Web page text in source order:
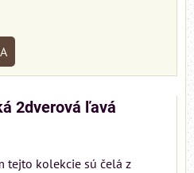
2dverová ľavá
tejto kolekcie sú čelá z